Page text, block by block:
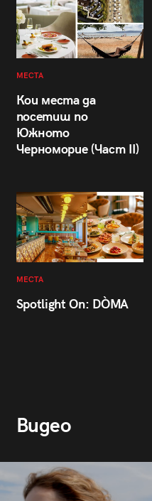
МЕСТА
Кои места да
посетиш по
Южното
Черноморие (Част II)
МЕСТА
Spotlight On: DÒMA
Видео